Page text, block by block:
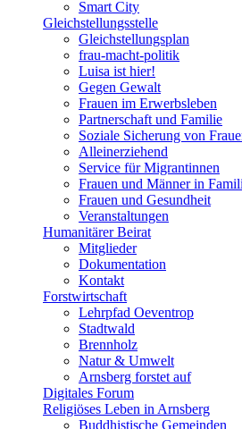
Smart City
Gleichstellungsstelle
Gleichstellungsplan
frau-macht-politik
Luisa ist hier!
Gegen Gewalt
Frauen im Erwerbsleben
Partnerschaft und Familie
Soziale Sicherung von
Alleinerziehend
Service für Migrantinnen
Frauen und Männer in
Frauen und Gesundheit
Veranstaltungen
Humanitärer Beirat
Mitglieder
Dokumentation
Kontakt
Forstwirtschaft
Lehrpfad Oeventrop
Stadtwald
Brennholz
Natur & Umwelt
Arnsberg forstet auf
Digitales Forum
Religiöses Leben in Arnsberg
Buddhistische Gemeinden